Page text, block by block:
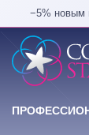
−5% новым